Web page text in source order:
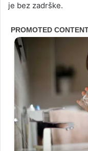
je bez zadrške.